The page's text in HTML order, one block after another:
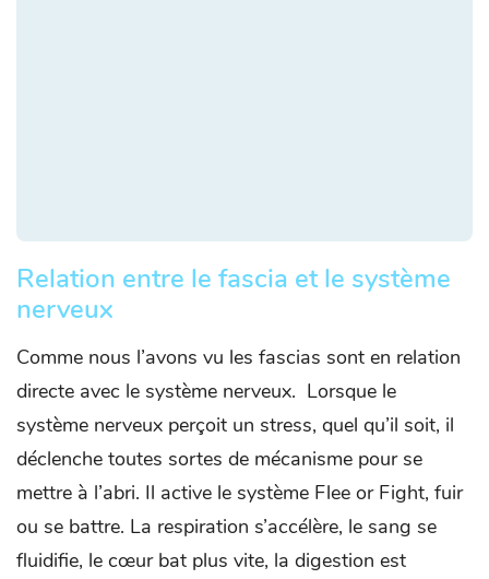
Relation entre le fascia et le système
nerveux
Comme nous l’avons vu les fascias sont en relation
directe avec le système nerveux. Lorsque le
système nerveux perçoit un stress, quel qu’il soit, il
déclenche toutes sortes de mécanisme pour se
mettre à l’abri. Il active le système Flee or Fight, fuir
ou se battre. La respiration s’accélère, le sang se
fluidifie, le cœur bat plus vite, la digestion est